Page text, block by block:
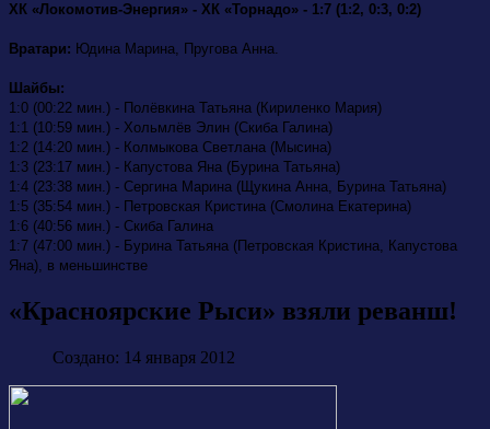
ХК «Локомотив-Энергия» - ХК «Торнадо» - 1:7 (1:2, 0:3, 0:2)
Вратари: Юдина Марина, Пругова Анна.
Шайбы:
1:0 (00:22 мин.) - Полёвкина Татьяна (Кириленко Мария)
1:1 (10:59 мин.) - Хольмлёв Элин (Скиба Галина)
1:2 (14:20 мин.) - Колмыкова Светлана (Мысина)
1:3 (23:17 мин.) - Капустова Яна (Бурина Татьяна)
1:4 (23:38 мин.) - Сергина Марина (Щукина Анна, Бурина Татьяна)
1:5 (35:54 мин.) - Петровская Кристина (Смолина Екатерина)
1:6 (40:56 мин.) - Скиба Галина
1:7 (47:00 мин.) - Бурина Татьяна (Петровская Кристина, Капустова
Яна), в меньшинстве
«Красноярские Рыси» взяли реванш!
Создано: 14 января 2012